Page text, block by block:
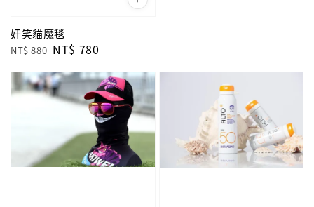
奸笑貓魔毯
Regular
NT$ 880 Sale
NT$ 780